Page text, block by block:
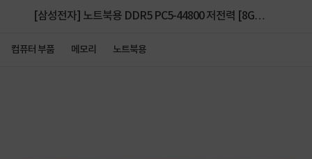
[삼성전자] 노트북용 DDR5 PC5-44800 저전력 [8GB]
컴퓨터 부품 메모리 노트북용